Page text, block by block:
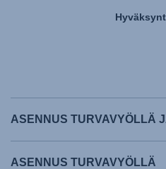
ASENNUS TURVAVYÖLLÄ
ASENNUS TURVAVYÖLLÄ